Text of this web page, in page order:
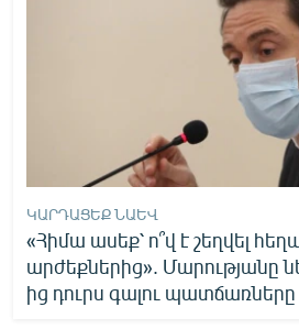
ԿԱՐԴԱՑԵՔ ՆԱԵՎ
«Հիմա ասեք՝ ո՞վ է շեղվել
արժեքներից». Մարությանը
ից դուրս գալու պատճառները